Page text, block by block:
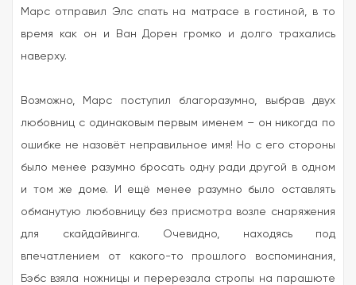
Марс отправил Элс спать на матрасе в гостиной, в то
время как он и Ван Дорен громко и долго трахались
наверху.
Возможно, Марс поступил благоразумно, выбрав двух
любовниц с одинаковым первым именем – он никогда по
ошибке не назовёт неправильное имя! Но с его стороны
было менее разумно бросать одну ради другой в одном
и том же доме. И ещё менее разумно было оставлять
обманутую любовницу без присмотра возле снаряжения
для скайдайвинга. Очевидно, находясь под
впечатлением от какого-то прошлого воспоминания,
Бэбс взяла ножницы и перерезала стропы на парашюте